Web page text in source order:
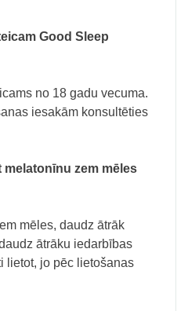
Good Sleep
no 18 gadu vecuma.
iesakām konsultēties
melatonīnu zem mēles
mēles, daudz ātrāk
ātrāku iedarbības
lietot, jo pēc lietošanas